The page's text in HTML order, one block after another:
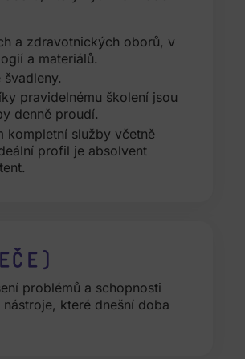
a zdravotnických oborů, v
a materiálů.
pravidelnému školení jsou
denně proudí.
kompletní služby včetně
profil je absolvent
problémů a schopnosti
které dnešní doba